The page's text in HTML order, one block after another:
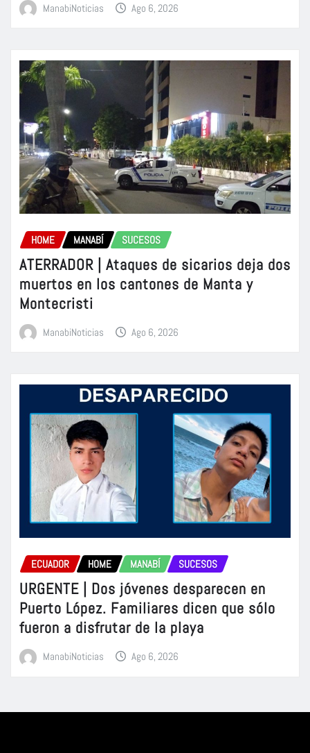
ManabiNoticias Ago 6, 2026
HOME MANABÍ SUCESOS
ATERRADOR | Ataques de sicarios deja dos
muertos en los cantones de Manta y
Montecristi
ManabiNoticias Ago 6, 2026
ECUADOR HOME MANABÍ SUCESOS
URGENTE | Dos jóvenes desparecen en
Puerto López. Familiares dicen que sólo
fueron a disfrutar de la playa
ManabiNoticias Ago 6, 2026